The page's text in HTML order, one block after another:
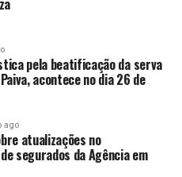
pela beatificação da serva
acontece no dia 26 de
ago
atualizações no
segurados da Agência em